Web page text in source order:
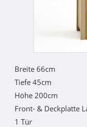
Breite 66cm
Tiefe 45cm
Höhe 200cm
Front- & Deckplatte
1 Tür